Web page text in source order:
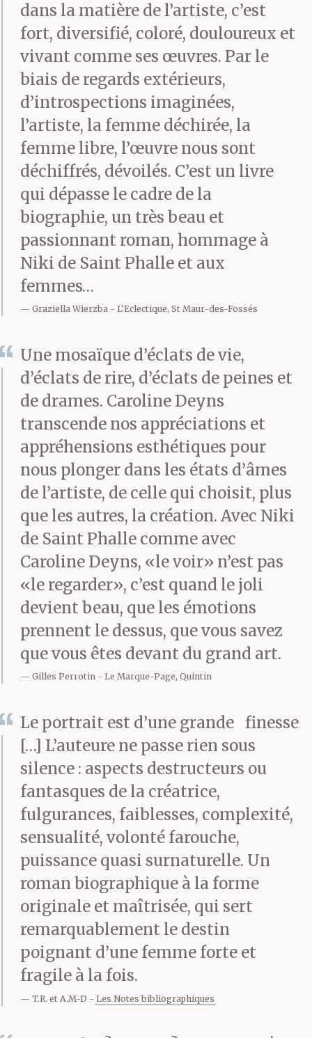
dans la matière de l’artiste, c’est
fort, diversifié, coloré, douloureux et
vivant comme ses œuvres. Par le
biais de regards extérieurs,
d’introspections imaginées,
l’artiste, la femme déchirée, la
femme libre, l’œuvre nous sont
déchiffrés, dévoilés. C’est un livre
qui dépasse le cadre de la
biographie, un très beau et
passionnant roman, hommage à
Niki de Saint Phalle et aux
femmes…
Graziella Wierzba L'Eclectique, St Maur-des-Fossés
Une mosaïque d’éclats de vie,
d’éclats de rire, d’éclats de peines et
de drames. Caroline Deyns
transcende nos appréciations et
appréhensions esthétiques pour
nous plonger dans les états d’âmes
de l’artiste, de celle qui choisit, plus
que les autres, la création. Avec Niki
de Saint Phalle comme avec
Caroline Deyns, «le voir» n’est pas
«le regarder», c’est quand le joli
devient beau, que les émotions
prennent le dessus, que vous savez
que vous êtes devant du grand art.
Gilles Perrotin Le Marque-Page, Quintin
Le portrait est d’une grande finesse
[…] L’auteure ne passe rien sous
silence : aspects destructeurs ou
fantasques de la créatrice,
fulgurances, faiblesses, complexité,
sensualité, volonté farouche,
puissance quasi surnaturelle. Un
roman biographique à la forme
originale et maîtrisée, qui sert
remarquablement le destin
poignant d’une femme forte et
fragile à la fois.
T.R. et A.M-D Les Notes bibliographiques